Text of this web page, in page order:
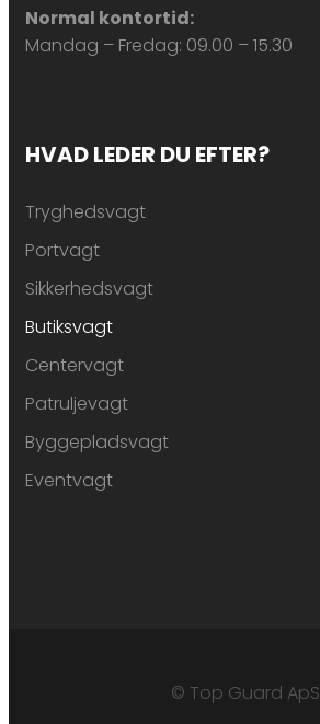
Normal kontortid:
Mandag – Fredag: ​09.00 – 15.30
HVAD LEDER DU EFTER?
Tryghedsvagt
Portvagt
Sikkerhedsvagt
Butiksvagt
Centervagt
Patruljevagt
Byggepladsvagt
Eventvagt
© Top Guard ApS